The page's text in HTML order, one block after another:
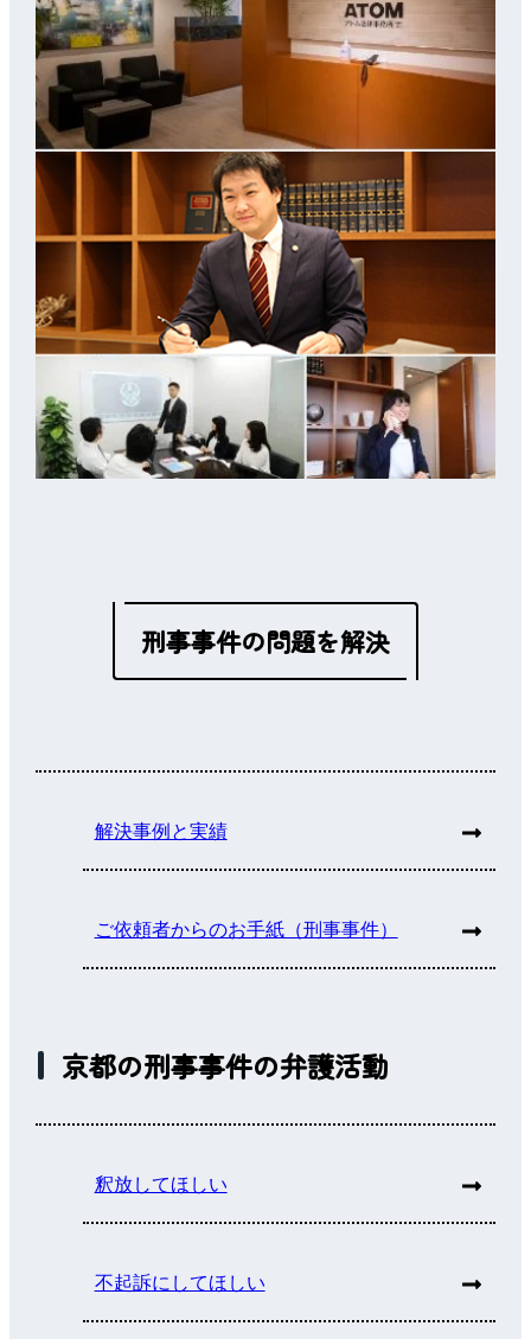
刑事事件の問題を解決
解決事例と実績
ご依頼者からのお手紙（刑事事件）
京都の刑事事件の弁護活動
釈放してほしい
不起訴にしてほしい